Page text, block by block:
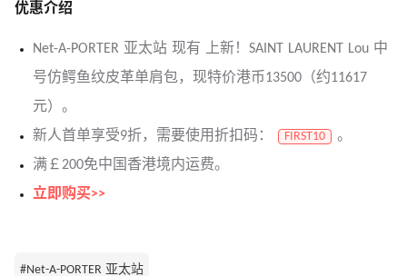
优惠介绍
Net-A-PORTER 亚太站 现有 上新！SAINT LAURENT Lou 中
号仿鳄鱼纹皮革单肩包，现特价港币13500（约11617
元）。
新人首单享受9折，需要使用折扣码：
FIRST10
。
满￡200免中国香港境内运费。
立即购买>>
#Net-A-PORTER 亚太站